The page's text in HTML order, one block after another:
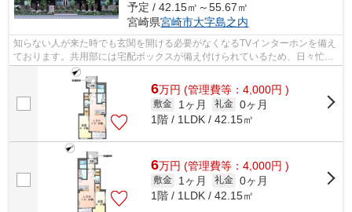
予定 / 42.15㎡～55.67㎡
宮崎県宮崎市大字島之内
知らない人が来た時でも玄関を開ける必要がなくなるTVインターホンを備え
ております。共用部には宅配ボックスが備え付けられているため、日々忙し
くて家にいる時間が少なくても荷物を...
6万円 (管理費等：4,000円 )
敷金 1ヶ月 礼金 0ヶ月
1階 / 1LDK / 42.15㎡
6万円 (管理費等：4,000円 )
敷金 1ヶ月 礼金 0ヶ月
1階 / 1LDK / 42.15㎡